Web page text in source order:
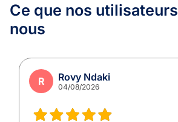
Ce que nos utilisateurs
nous
R Rovy Ndaki
04/08/2026